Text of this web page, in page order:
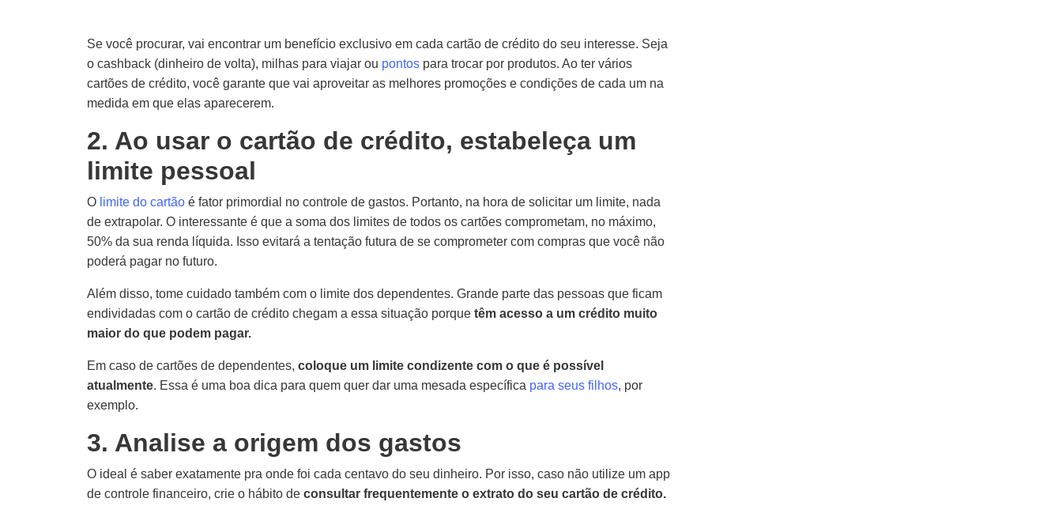
Se você procurar, vai encontrar um benefício exclusivo em cada cartão de crédito do seu interesse. Seja
o cashback (dinheiro de volta), milhas para viajar ou pontos para trocar por produtos. Ao ter vários
cartões de crédito, você garante que vai aproveitar as melhores promoções e condições de cada um na
medida em que elas aparecerem.
2. Ao usar o cartão de crédito, estabeleça um
limite pessoal
O limite do cartão é fator primordial no controle de gastos. Portanto, na hora de solicitar um limite, nada
de extrapolar. O interessante é que a soma dos limites de todos os cartões comprometam, no máximo,
50% da sua renda líquida. Isso evitará a tentação futura de se comprometer com compras que você não
poderá pagar no futuro.
Além disso, tome cuidado também com o limite dos dependentes. Grande parte das pessoas que ficam
endividadas com o cartão de crédito chegam a essa situação porque têm acesso a um crédito muito
maior do que podem pagar.
Em caso de cartões de dependentes, coloque um limite condizente com o que é possível
atualmente. Essa é uma boa dica para quem quer dar uma mesada específica para seus filhos, por
exemplo.
3. Analise a origem dos gastos
O ideal é saber exatamente pra onde foi cada centavo do seu dinheiro. Por isso, caso não utilize um app
de controle financeiro, crie o hábito de consultar frequentemente o extrato do seu cartão de crédito.